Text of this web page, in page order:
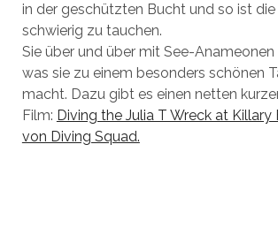
in der geschützten Bucht und so ist
schwierig zu tauchen.
Sie über und über mit See-
was sie zu einem besonders schönen
macht. Dazu gibt es einen netten
Film: Diving the Julia T Wreck at Killary
von Diving Squad.